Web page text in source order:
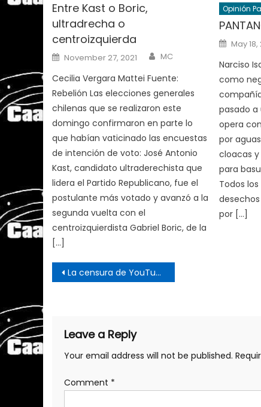
Entre Kast o Boric,
ultradrecha o
centroizquierda
Posted
on
November 27, 2021 Author
MC
Cecilia Vergara Mattei Fuente:
Rebelión Las elecciones generales
chilenas que se realizaron este
domingo confirmaron en parte lo
que habían vaticinado las encuestas
de intención de voto: José Antonio
Kast, candidato ultraderechista que
lidera el Partido Republicano, fue el
postulante más votado y avanzó a la
segunda vuelta con el
centroizquierdista Gabriel Boric, de la
[…]
Opinión
Posted
on
May
Narciso
como
pasado a
opera
por
cloacas
para
Todos
por […]
Post
navigation
La censura de YouTube es una amenaza para la izquierda
Leave a Reply
Your email address will not be published.
Comment *